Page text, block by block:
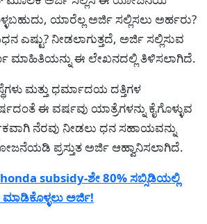
ಯಾರೆಲ್ಲ ಅರ್ಜಿ ಸಲ್ಲಿಸಲು ಅರ್ಹರು?
ಎಷ್ಟು? ನೀಡಲಾಗುತ್ತದೆ, ಅರ್ಜಿ ಸಲ್ಲಿಸುವ
ಮಾಹಿತಿಯನ್ನು ಈ ಲೇಖನದಲ್ಲಿ ತಿಳಿಸಲಾಗಿದೆ.
ಮತ್ತು ಧರ್ಮಾದಯ ದತ್ತಿಗಳ
ಈ ವರ್ಷವು ಯಾತ್ರೆಗಳನ್ನು ಕೈಗೊಳ್ಳುವ
ನೆರವು ನೀಡಲು ಧನ ಸಹಾಯವನ್ನು
ಪ್ರಸ್ತುತ ಅರ್ಜಿ ಆಹ್ವಾನಿಸಲಾಗಿದೆ.
subsidy-ಶೇ 80% ಸಬ್ಸಿಡಿಯಲ್ಲಿ
ಅರ್ಜಿ!